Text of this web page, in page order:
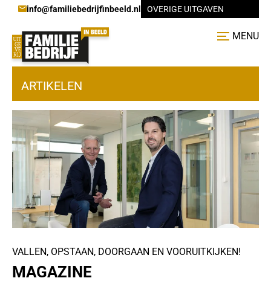
info@familiebedrijfinbeeld.nl OVERIGE UITGAVEN
MENU
ARTIKELEN
VALLEN, OPSTAAN, DOORGAAN EN VOORUITKIJKEN!
MAGAZINE